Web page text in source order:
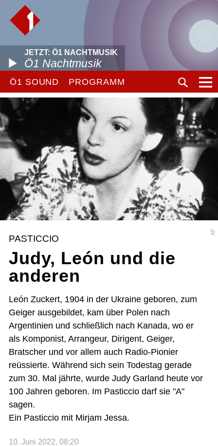
JETZT: Ö1 NACHTMUSIK
Ö1 Nachtmusik
Ö1 SOUND PROGRAMM
AP
PASTICCIO
Judy, León und die
anderen
León Zuckert, 1904 in der Ukraine geboren, zum
Geiger ausgebildet, kam über Polen nach
Argentinien und schließlich nach Kanada, wo er
als Komponist, Arrangeur, Dirigent, Geiger,
Bratscher und vor allem auch Radio-Pionier
reüssierte. Während sich sein Todestag gerade
zum 30. Mal jährte, wurde Judy Garland heute vor
100 Jahren geboren. Im Pasticcio darf sie "A"
sagen.
Ein Pasticcio mit Mirjam Jessa.
10. Juni 2022, 08:20